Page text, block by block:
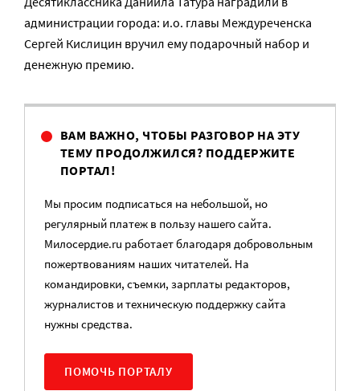
администрации города: и.о. главы Междуреченска
Сергей Кислицин вручил ему подарочный набор и
денежную премию.
ВАМ ВАЖНО, ЧТОБЫ РАЗГОВОР НА ЭТУ
ТЕМУ ПРОДОЛЖИЛСЯ? ПОДДЕРЖИТЕ
ПОРТАЛ!
Мы просим подписаться на небольшой, но
регулярный платеж в пользу нашего сайта.
Милосердие.ru работает благодаря добровольным
пожертвованиям наших читателей. На
командировки, съемки, зарплаты редакторов,
журналистов и техническую поддержку сайта
нужны средства.
ПОМОЧЬ ПОРТАЛУ